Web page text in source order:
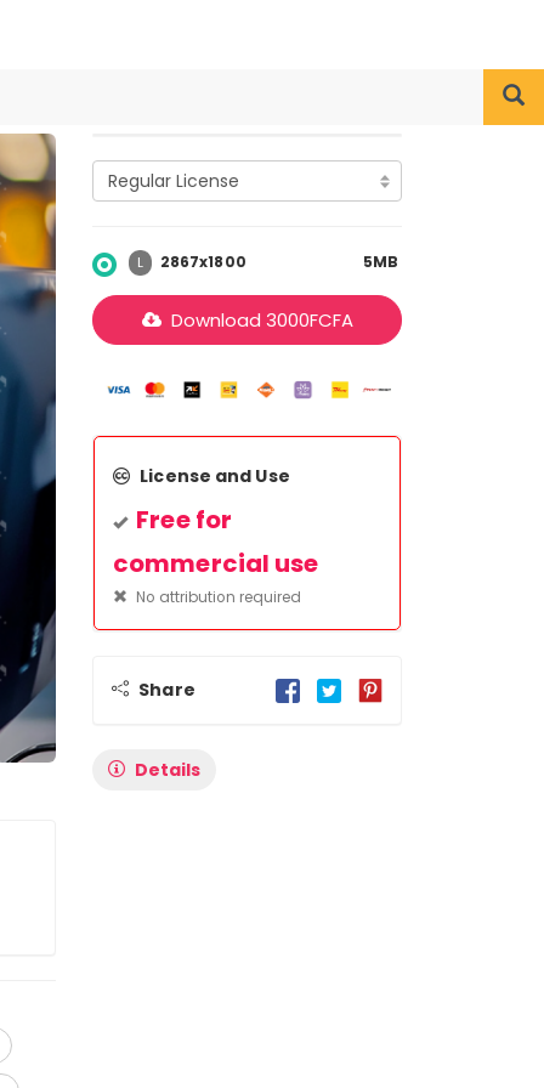
L 2867x1800 5MB
Download 3000FCFA
License and Use
Free for
commercial use
No attribution required
Share
Details